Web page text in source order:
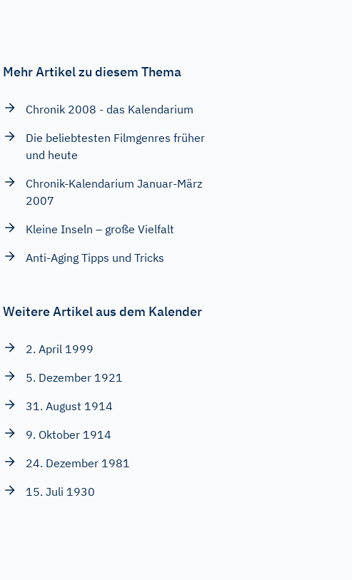
Mehr Artikel zu diesem Thema
Chronik 2008 - das Kalendarium
Die beliebtesten Filmgenres früher
und heute
Chronik-Kalendarium Januar-März
2007
Kleine Inseln – große Vielfalt
Anti-Aging Tipps und Tricks
Weitere Artikel aus dem Kalender
2. April 1999
5. Dezember 1921
31. August 1914
9. Oktober 1914
24. Dezember 1981
15. Juli 1930